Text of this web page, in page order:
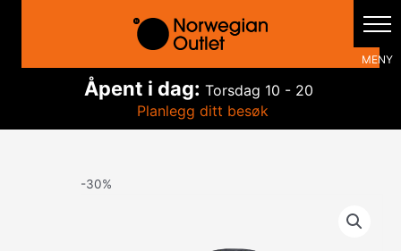
innholdet
Åpent i dag: Torsdag 10 - 20
Planlegg ditt besøk
-30%